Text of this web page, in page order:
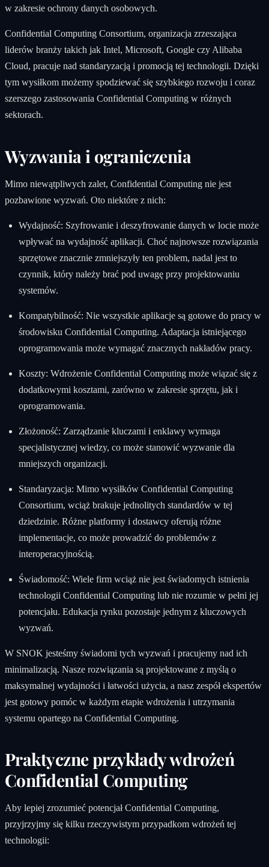
w zakresie ochrony danych osobowych.
Confidential Computing Consortium, organizacja zrzeszająca
liderów branży takich jak Intel, Microsoft, Google czy Alibaba
Cloud, pracuje nad standaryzacją i promocją tej technologii. Dzięki
tym wysiłkom możemy spodziewać się szybkiego rozwoju i coraz
szerszego zastosowania Confidential Computing w różnych
sektorach.
Wyzwania i ograniczenia
Mimo niewątpliwych zalet, Confidential Computing nie jest
pozbawione wyzwań. Oto niektóre z nich:
Wydajność: Szyfrowanie i deszyfrowanie danych w locie może
wpływać na wydajność aplikacji. Choć najnowsze rozwiązania
sprzętowe znacznie zmniejszyły ten problem, nadal jest to
czynnik, który należy brać pod uwagę przy projektowaniu
systemów.
Kompatybilność: Nie wszystkie aplikacje są gotowe do pracy w
środowisku Confidential Computing. Adaptacja istniejącego
oprogramowania może wymagać znacznych nakładów pracy.
Koszty: Wdrożenie Confidential Computing może wiązać się z
dodatkowymi kosztami, zarówno w zakresie sprzętu, jak i
oprogramowania.
Złożoność: Zarządzanie kluczami i enklawy wymaga
specjalistycznej wiedzy, co może stanowić wyzwanie dla
mniejszych organizacji.
Standaryzacja: Mimo wysiłków Confidential Computing
Consortium, wciąż brakuje jednolitych standardów w tej
dziedzinie. Różne platformy i dostawcy oferują różne
implementacje, co może prowadzić do problemów z
interoperacyjnością.
Świadomość: Wiele firm wciąż nie jest świadomych istnienia
technologii Confidential Computing lub nie rozumie w pełni jej
potencjału. Edukacja rynku pozostaje jednym z kluczowych
wyzwań.
W SNOK jesteśmy świadomi tych wyzwań i pracujemy nad ich
minimalizacją. Nasze rozwiązania są projektowane z myślą o
maksymalnej wydajności i łatwości użycia, a nasz zespół ekspertów
jest gotowy pomóc w każdym etapie wdrożenia i utrzymania
systemu opartego na Confidential Computing.
Praktyczne przykłady wdrożeń
Confidential Computing
Aby lepiej zrozumieć potencjał Confidential Computing,
przyjrzyjmy się kilku rzeczywistym przypadkom wdrożeń tej
technologii: